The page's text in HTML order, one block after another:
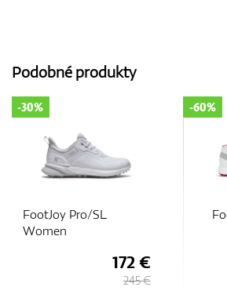
Podobné produkty
FootJoy Sport SL
74 €